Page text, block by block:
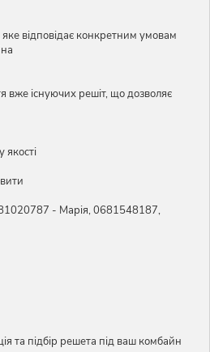
відповідає конкретним умовам
існуючих решіт, що дозволяє
якості
- Марія, 0681548187,
та підбір решета під ваш комбайн